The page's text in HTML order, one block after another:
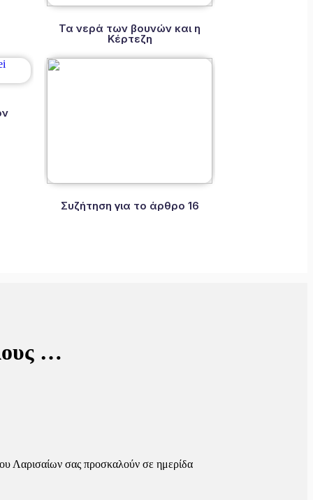
Τα νερά των βουνών και η
Κέρτεζη
Συζήτηση για το άρθρο 16
…
Λαρισαίων σας προσκαλούν σε ημερίδα